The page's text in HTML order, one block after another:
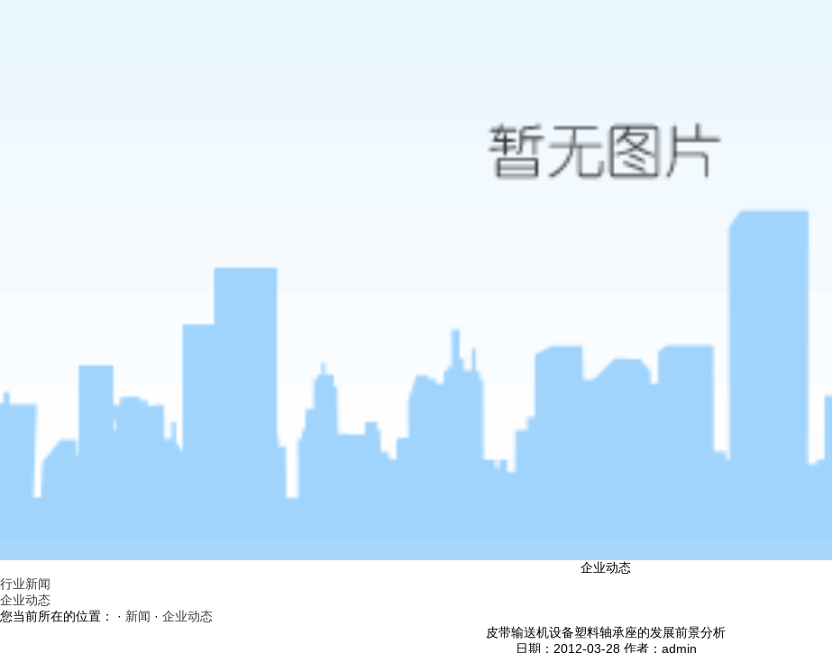
企业动态
行业新闻
企业动态
您当前所在的位置： · 新闻 · 企业动态
皮带输送机设备塑料轴承座的发展前景分析
日期：2012-03-28 作者：admin